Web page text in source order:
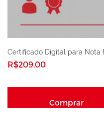
Certificado Digital para Nota
R$209,00
Comprar